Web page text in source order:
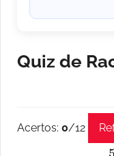
Quiz de
Acertos: 0/12